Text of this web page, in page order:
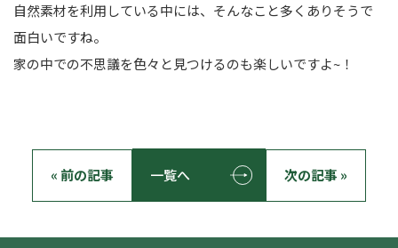
自然素材を利用している中には、そんなこと多くありそうで
面白いですね。
家の中での不思議を色々と見つけるのも楽しいですよ~！
« 前の記事 一覧へ 次の記事 »